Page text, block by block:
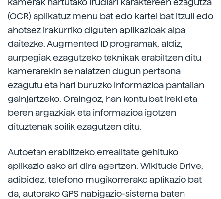
kamerak hartutako irudiari karaktereen ezagutza
(OCR) aplikatuz menu bat edo kartel bat itzuli edo
ahotsez irakurriko diguten aplikazioak aipa
daitezke. Augmented ID programak, aldiz,
aurpegiak ezagutzeko teknikak erabiltzen ditu
kamerarekin seinalatzen dugun pertsona
ezagutu eta hari buruzko informazioa pantailan
gainjartzeko. Oraingoz, han kontu bat ireki eta
beren argazkiak eta informazioa igotzen
dituztenak soilik ezagutzen ditu.
Autoetan erabiltzeko errealitate gehituko
aplikazio asko ari dira agertzen. Wikitude Drive,
adibidez, telefono mugikorrerako aplikazio bat
da, autorako GPS nabigazio-sistema baten